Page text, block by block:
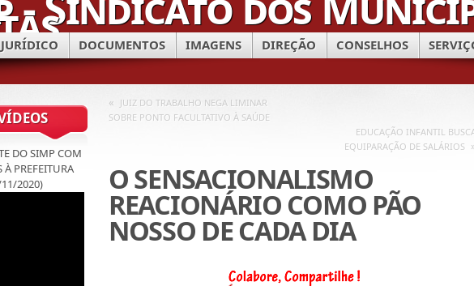
JURÍDICO DOCUMENTOS IMAGENS DIREÇÃO CONSELHOS
« JUIZ DO TRABALHO NEGA LIMINAR
SOBRE PONTO FACULTATIVO À SAÚDE
EDUCAÇÃO INFANTIL
EQUIPARAÇÃO DE SALÁRIOS
O SENSACIONALISMO
REACIONÁRIO COMO PÃO
NOSSO DE CADA DIA
DO SIMP COM
À PREFEITURA
11/2020)